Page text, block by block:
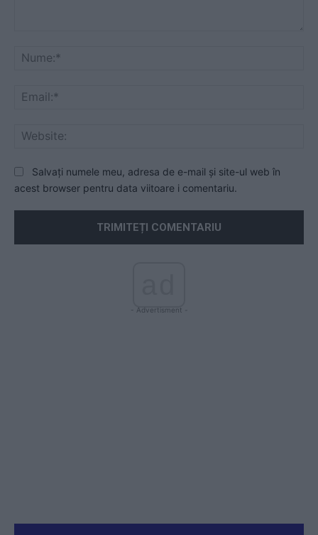
Salvați numele meu, adresa de e-mail și site-ul web în
acest browser pentru data viitoare i comentariu.
- Advertisment -